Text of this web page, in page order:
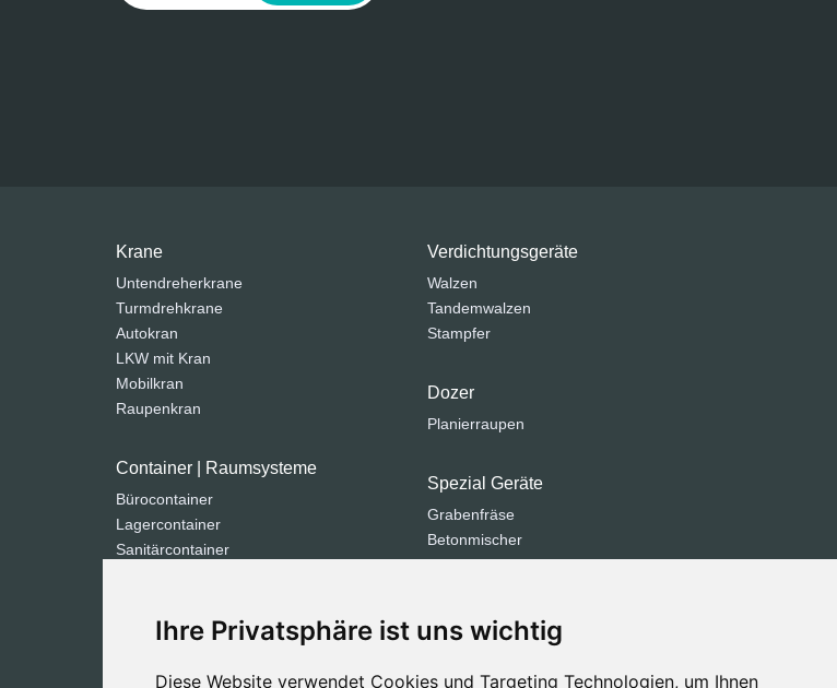
Ihre Privatsphäre ist uns wichtig
Diese Website verwendet Cookies und Targeting Technologien, um Ihnen
Krane
Untendreherkrane
Turmdrehkrane
Autokran
LKW mit Kran
Mobilkran
Raupenkran
Container | Raumsysteme
Bürocontainer
Lagercontainer
Sanitärcontainer
Verdichtungsgeräte
Walzen
Tandemwalzen
Stampfer
Dozer
Planierraupen
Spezial Geräte
Grabenfräse
Betonmischer
Kommunaltechnik
Straßenfertiger
Brechanlagen